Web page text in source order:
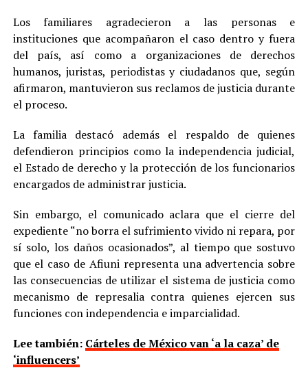
Los familiares agradecieron a las personas e
instituciones que acompañaron el caso dentro y fuera
del país, así como a organizaciones de derechos
humanos, juristas, periodistas y ciudadanos que, según
afirmaron, mantuvieron sus reclamos de justicia durante
el proceso.
La familia destacó además el respaldo de quienes
defendieron principios como la independencia judicial,
el Estado de derecho y la protección de los funcionarios
encargados de administrar justicia.
Sin embargo, el comunicado aclara que el cierre del
expediente “no borra el sufrimiento vivido ni repara, por
sí solo, los daños ocasionados”, al tiempo que sostuvo
que el caso de Afiuni representa una advertencia sobre
las consecuencias de utilizar el sistema de justicia como
mecanismo de represalia contra quienes ejercen sus
funciones con independencia e imparcialidad.
Lee también: Cárteles de México van ‘a la caza’ de
‘influencers’